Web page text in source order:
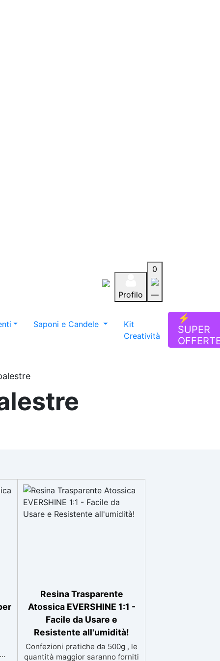
Profilo
0
—
Saponi e Candele
Kit
Creatività
⚡
SUPER
Resina Trasparente
Atossica EVERSHINE 1:1 -
Facile da Usare e
Resistente all'umidità!
Confezioni pratiche da 500g , le
quantità maggior saranno forniti